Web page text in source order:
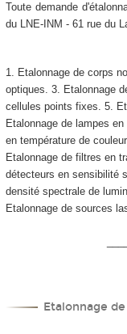
Toute demande
du LNE-INM - 61 rue du
1. Etalonnage de corps
optiques. 3. Etalonnage
cellules points fixes. 5.
Etalonnage de lampes
en température de
Etalonnage de filtres en
détecteurs en sensibilité
densité spectrale de
Etalonnage de sources
Etalonnage